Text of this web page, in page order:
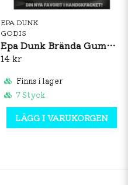
EPA DUNK
GODIS
Epa Dunk Brända Gummin 80g
14 kr
Finns i lager
7 Styck
LÄGG I VARUKORGEN